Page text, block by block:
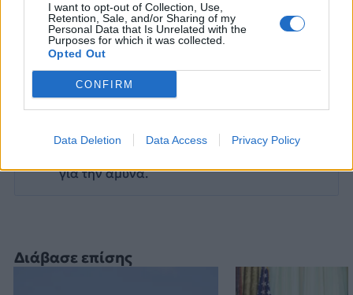
I want to opt-out of Collection, Use,
Retention, Sale, and/or Sharing of my
Personal Data that Is Unrelated with the
Purposes for which it was collected.
Opted Out
CONFIRM
Data Deletion Data Access Privacy Policy
Διάβασε επίσης
Ακολουθήστε το onalert.gr στοGoogle
για την άμυνα.
ΒΡΟΧΕΣ
ΠΡΟΓΝΩΣΗ ΕΜΥ